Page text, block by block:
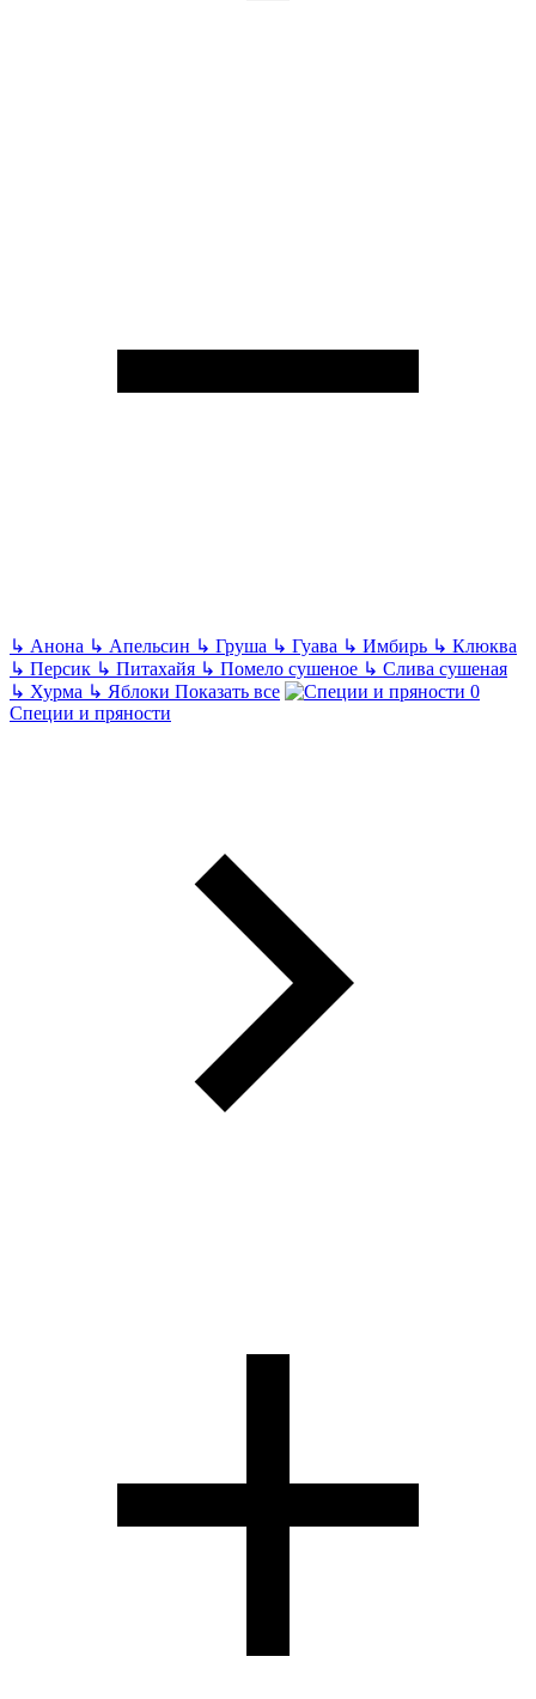
↳ Анона ↳ Апельсин ↳ Груша ↳ Гуава ↳ Имбирь ↳ Клюква
↳ Персик ↳ Питахайя ↳ Помело сушеное ↳ Слива сушеная
↳ Хурма ↳ Яблоки Показать все
Специи и пряности